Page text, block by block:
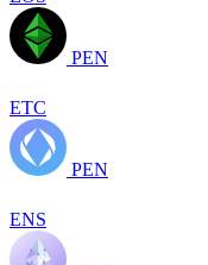
PEN
ETC
PEN
ENS